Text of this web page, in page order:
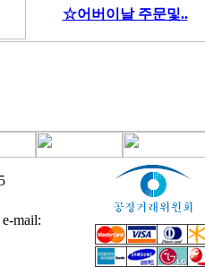
☆어버이날 주문및..
mail: